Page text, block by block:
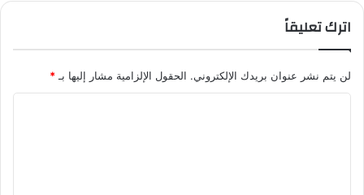
اترك تعليقاً
لن يتم نشر عنوان بريدك الإلكتروني. الحقول الإلزامية مشار إليها بـ *